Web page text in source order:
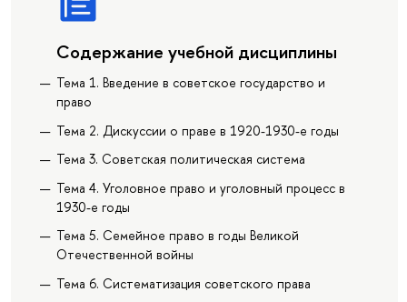
Содержание учебной дисциплины
Тема 1. Введение в советское государство и
право
Тема 2. Дискуссии о праве в 1920-1930-е годы
Тема 3. Советская политическая система
Тема 4. Уголовное право и уголовный процесс в
1930-е годы
Тема 5. Семейное право в годы Великой
Отечественной войны
Тема 6. Систематизация советского права